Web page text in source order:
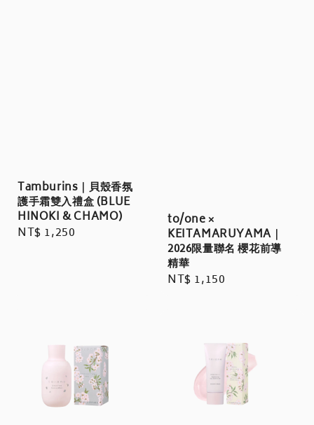
Tamburins｜貝殼香氛
護手霜雙入禮盒 (BLUE
HINOKI & CHAMO)
Regular
NT$ 1,250
to/one ×
KEITAMARUYAMA｜
2026限量聯名 櫻花前導
精華
Regular
NT$ 1,150